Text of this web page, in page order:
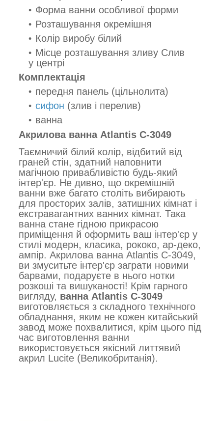
Форма ванни особливої форми
Розташування окремішня
Колір виробу білий
Місце розташування зливу Слив
у центрі
Комплектація
передня панель (цільнолита)
сифон (злив і перелив)
ванна
Акрилова ванна Atlantis C-3049
Таємничий білий колір, відбитий від
граней стін, здатний наповнити
магічною привабливістю будь-який
інтер'єр. Не дивно, що окремішній
ванни вже багато століть вибирають
для просторих залів, затишних кімнат і
екстравагантних ванних кімнат. Така
ванна стане гідною прикрасою
приміщення й оформить ваш інтер'єр у
стилі модерн, класика, рококо, ар-деко,
ампір. Акрилова ванна Atlantis C-3049,
ви змуситьте інтер'єр заграти новими
барвами, подаруєте в нього нотки
розкоші та вишуканості! Крім гарного
вигляду, ванна Atlantis C-3049
виготовляється з складного технічного
обладнання, яким не кожен китайський
завод може похвалитися, крім цього під
час виготовлення ванни
використовується якісний литтявий
акрил Lucite (Великобританія).